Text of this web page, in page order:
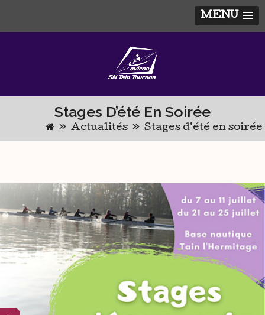
MENU
Stages D’été En Soirée
» Actualités » Stages d’été en soirée